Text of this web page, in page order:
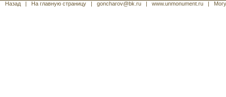
Назад | На главную страницу | goncharov@bk.ru | www.unmonument.ru |